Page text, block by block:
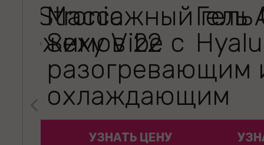
Stronic
режимов 22
Массажный гель
Sexy Vibe с
разогревающим
охлаждающим
эффектом 15 мл
УЗНАТЬ ЦЕНУ
Гель